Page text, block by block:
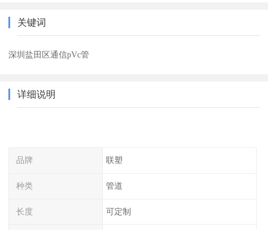
关键词
深圳盐田区通信pVc管
详细说明
品牌 联塑
种类 管道
长度 可定制